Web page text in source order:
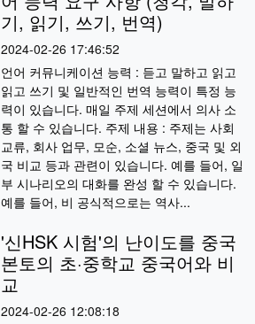
기, 읽기, 쓰기, 번역)
2024-02-26 17:46:52
언어 커뮤니케이션 능력 : 듣고 말하고 읽고
읽고 쓰기 및 일반적인 번역 능력이 특정 능
력이 있습니다. 매일 주제 세션에서 의사 소
통 할 수 있습니다. 주제 내용 : 주제는 사회
교류, 회사 업무, 모순, 소셜 뉴스, 중국 및 외
국 비교 등과 관련이 있습니다. 예를 들어, 일
부 시나리오의 대화를 완성 할 수 있습니다.
예를 들어, 비 공식적으로는 역사...
'신HSK 시험'의 난이도를 중국
본토의 초·중학교 중국어와 비
교
2024-02-26 12:08:18